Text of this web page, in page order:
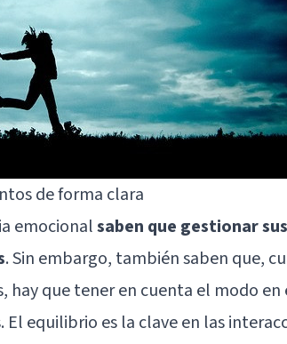
de forma clara
emocionalsaben que gestionar
. Sin embargo, también saben que,
hay que tener en cuenta el modo en
equilibrio es la clave en las